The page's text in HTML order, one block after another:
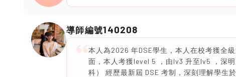
導師編號140208
本人為2026 年DSE學生，本人在校考獲全
面，本人考獲level 5 ，由lv3 升至lv5 ，深
科） 經歷最新屆 DSE 考制，深刻理解學生